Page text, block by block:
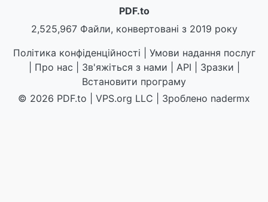
PDF.to
2,525,967 Файли, конвертовані з 2019 року
Політика конфіденційності
Умови надання послуг
Про нас Зв'яжіться з нами API Зразки
Встановити програму
© 2026 PDF.to
VPS.org LLC | Зроблено nadermx